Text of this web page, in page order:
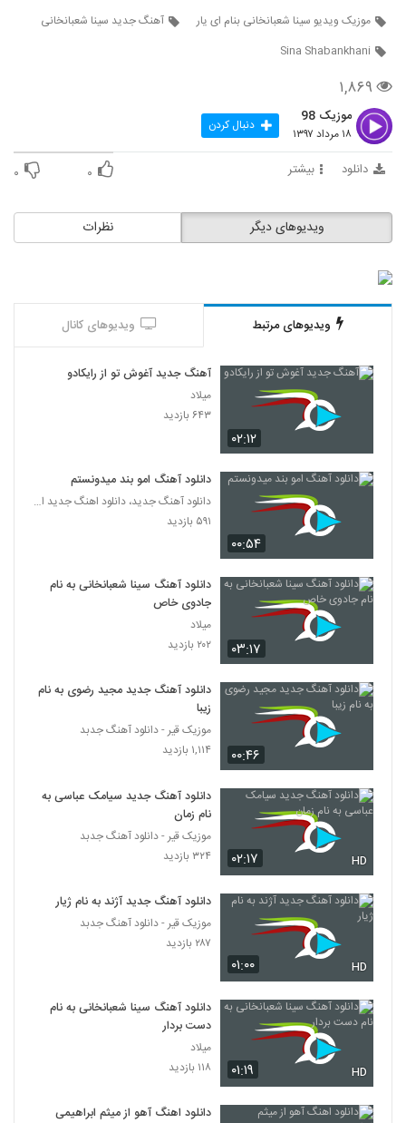
موزیک ویدیو سینا شعبانخانی بنام ای یار
آهنگ جدید سینا شعبانخانی
Sina Shabankhani
۱,۸۶۹
موزیک 98
۱۸ مرداد ۱۳۹۷ دنبال کردن
دانلود بیشتر ۰ ۰
نظرات ویدیوهای دیگر
ویدیوهای مرتبط ویدیوهای کانال
۰۲:۱۲
آهنگ جدید آغوش تو از رایکادو
میلاد
۶۴۳ بازدید
۰۰:۵۴
دانلود آهنگ امو بند میدونستم
دانلود آهنگ جدید، دانلود اهنگ جدید ایرانی
۵۹۱ بازدید
۰۳:۱۷
دانلود آهنگ سینا شعبانخانی به نام
جادوی خاص
میلاد
۲۰۲ بازدید
۰۰:۴۶
دانلود آهنگ جدید مجید رضوی به نام
زیبا
موزیک قیر - دانلود آهنگ جدبد
۱,۱۱۴ بازدید
۰۲:۱۷ HD
دانلود آهنگ جدید سیامک عباسی به
نام زمان
موزیک قیر - دانلود آهنگ جدبد
۳۲۴ بازدید
۰۱:۰۰ HD
دانلود آهنگ جدید آژند به نام ژیار
موزیک قیر - دانلود آهنگ جدبد
۲۸۷ بازدید
۰۱:۱۹ HD
دانلود آهنگ سینا شعبانخانی به نام
دست بردار
میلاد
۱۱۸ بازدید
دانلود اهنگ آهو از میثم ابراهیمی